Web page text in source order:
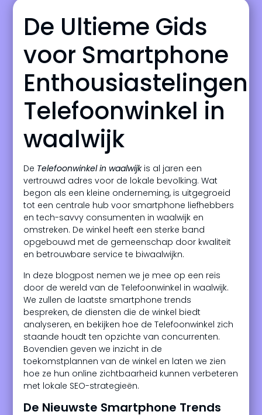
De Ultieme Gids
voor Smartphone
Enthousiastelingen
Telefoonwinkel in
waalwijk
De Telefoonwinkel in waalwijkis al jaren een
vertrouwd adres voor de lokale bevolking. Wat
begon als een kleine onderneming, is uitgegroeid
tot een centrale hub voor smartphone liefhebbers
en tech-savvy consumenten in waalwijk en
omstreken. De winkel heeft een sterke band
opgebouwd met de gemeenschap door kwaliteit
en betrouwbare service te biwaalwijkn.
In deze blogpost nemen we je mee op een reis
door de wereld van de Telefoonwinkel in waalwijk.
We zullen de laatste smartphone trends
bespreken, de diensten die de winkel biedt
analyseren, en bekijken hoe de Telefoonwinkel zich
staande houdt ten opzichte van concurrenten.
Bovendien geven we inzicht in de
toekomstplannen van de winkel en laten we zien
hoe ze hun online zichtbaarheid kunnen verbeteren
met lokale SEO-strategieën.
De Nieuwste Smartphone Trends